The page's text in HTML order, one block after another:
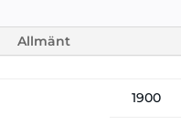
Allmänt
1900